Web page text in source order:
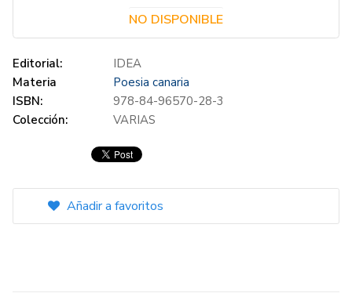
NO DISPONIBLE
Editorial:
IDEA
Materia
Poesia canaria
ISBN:
978-84-96570-28-3
Colección:
VARIAS
Añadir a favoritos